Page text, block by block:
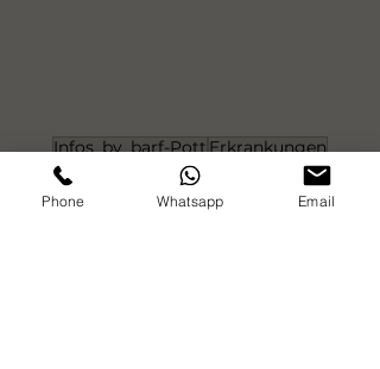
Infos_by_barf-PottErkrankungen
Erkrankungen
Phone Whatsapp Email